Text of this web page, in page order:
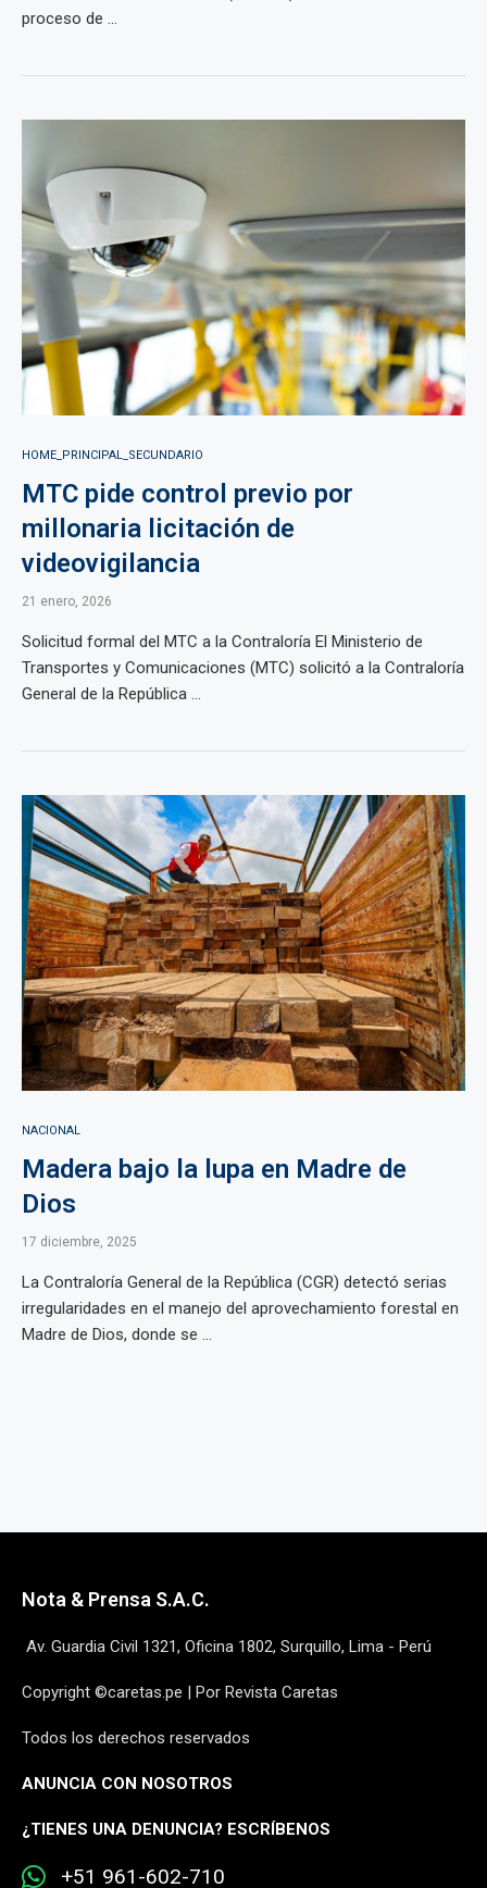
proceso de ...
HOME_PRINCIPAL_SECUNDARIO
MTC pide control previo por
millonaria licitación de
videovigilancia
21 enero, 2026
Solicitud formal del MTC a la Contraloría El Ministerio de
Transportes y Comunicaciones (MTC) solicitó a la Contraloría
General de la República ...
NACIONAL
Madera bajo la lupa en Madre de
Dios
17 diciembre, 2025
La Contraloría General de la República (CGR) detectó serias
irregularidades en el manejo del aprovechamiento forestal en
Madre de Dios, donde se ...
Nota & Prensa S.A.C.
Av. Guardia Civil 1321, Oficina 1802, Surquillo, Lima - Perú
Copyright ©caretas.pe | Por Revista Caretas
Todos los derechos reservados
ANUNCIA CON NOSOTROS
¿TIENES UNA DENUNCIA? ESCRÍBENOS
+51 961-602-710